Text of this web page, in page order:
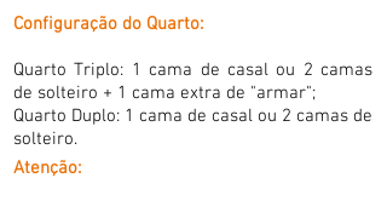
Configuração do Quarto:
Quarto Triplo: 1 cama de casal ou 2 camas
de solteiro + 1 cama extra de "armar";
Quarto Duplo: 1 cama de casal ou 2 camas de
solteiro.
Atenção: